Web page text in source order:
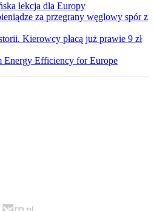
lekcja dla Europy
za przegrany węglowy spór z
Kierowcy płacą już prawie 9 zł
Energy Efficiency for Europe